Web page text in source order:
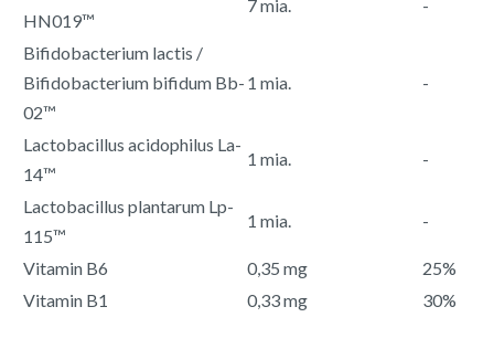
HN019™
7 mia. -
Bifidobacterium lactis /
Bifidobacterium bifidum Bb-
02™
1 mia. -
Lactobacillus acidophilus La-
14™
1 mia. -
Lactobacillus plantarum Lp-
115™
1 mia. -
Vitamin B6 0,35 mg
25%
Vitamin B1
0,33 mg 30%